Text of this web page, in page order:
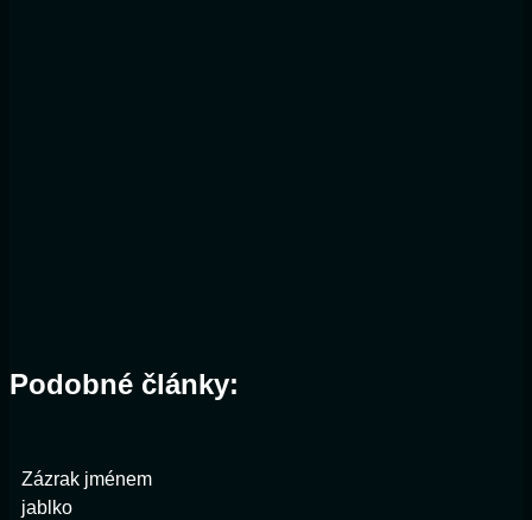
Podobné články:
Zázrak jménem
jablko